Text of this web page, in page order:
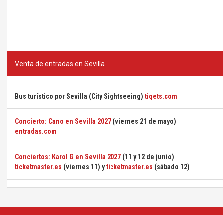
Venta de entradas en Sevilla
Bus turístico por Sevilla (City Sightseeing) tiqets.com
Concierto: Cano en Sevilla 2027 (viernes 21 de mayo)
entradas.com
Conciertos: Karol G en Sevilla 2027 (11 y 12 de junio)
ticketmaster.es (viernes 11) yticketmaster.es (sábado 12)